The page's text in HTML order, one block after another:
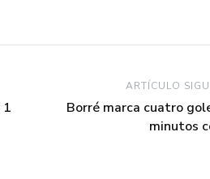
1
ARTÍCULO
Borré marca cuatro
minutos